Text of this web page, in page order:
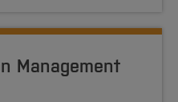
Management